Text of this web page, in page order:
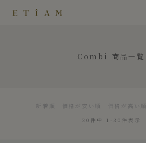
Combi 商品一覧
新着順 価格が安い順 価格が高い順
30 件中 1 30 件表示